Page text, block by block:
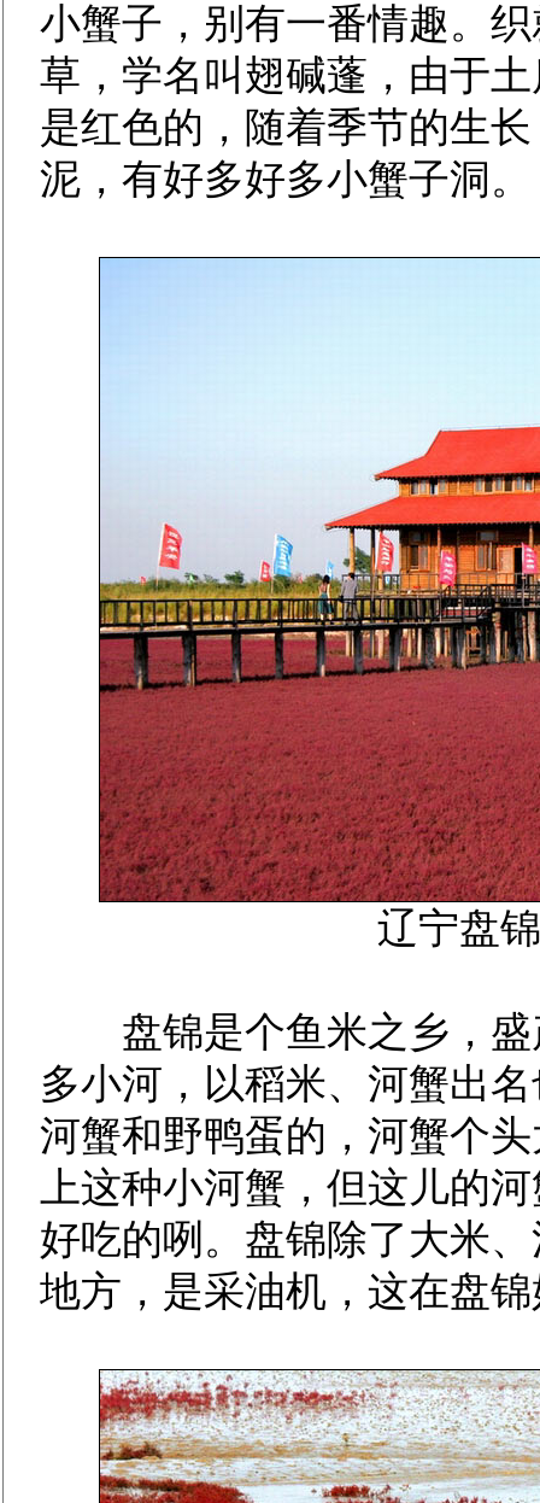
小蟹子，别有一番情趣。
草，学名叫翅碱蓬，由于
是红色的，随着季节的生
泥，有好多好多小蟹子洞。
辽宁盘
盘锦是个鱼米之乡，盛
多小河，以稻米、河蟹出
河蟹和野鸭蛋的，河蟹个
上这种小河蟹，但这儿的
好吃的咧。盘锦除了大米
地方，是采油机，这在盘